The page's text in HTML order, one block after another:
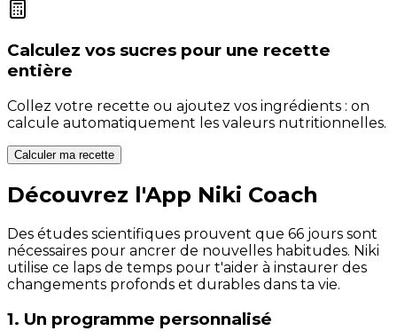
Calculez vos sucres pour une recette
entière
Collez votre recette ou ajoutez vos ingrédients : on
calcule automatiquement les valeurs nutritionnelles.
Calculer ma recette
Découvrez l'App Niki Coach
Des études scientifiques prouvent que 66 jours sont
nécessaires pour ancrer de nouvelles habitudes. Niki
utilise ce laps de temps pour t'aider à instaurer des
changements profonds et durables dans ta vie.
1. Un programme personnalisé